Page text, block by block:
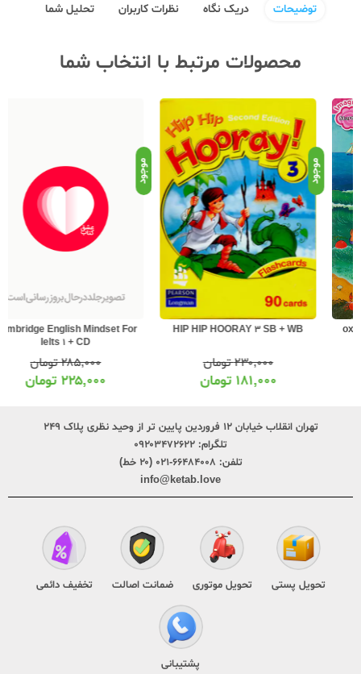
توضیحات دریک نگاه نظرات کاربران تحلیل شما
محصولات مرتبط با انتخاب شما
موجود
HIP HIP HOORAY 3 SB + WB
۲۳۰,۰۰۰تومان
۱۸۱,۰۰۰تومان
موجود
Cambridge English Mindset For
Ielts 1 + CD
۲۸۵,۰۰۰تومان
۲۲۵,۰۰۰تومان
تهران انقلاب خیابان ۱۲ فروردین پایین تر از وحید نظری پلاک ۲۴۹
تلگرام: ۰۹۲۰۳۴۷۲۶۲۲
تلفن: ۶۶۴۸۴۰۰۸-۰۲۱ (۲۰ خط)
info@ketab.love
تحویل پستی تحویل موتوری ضمانت اصالت تخفیف دائمی
پشتیبانی